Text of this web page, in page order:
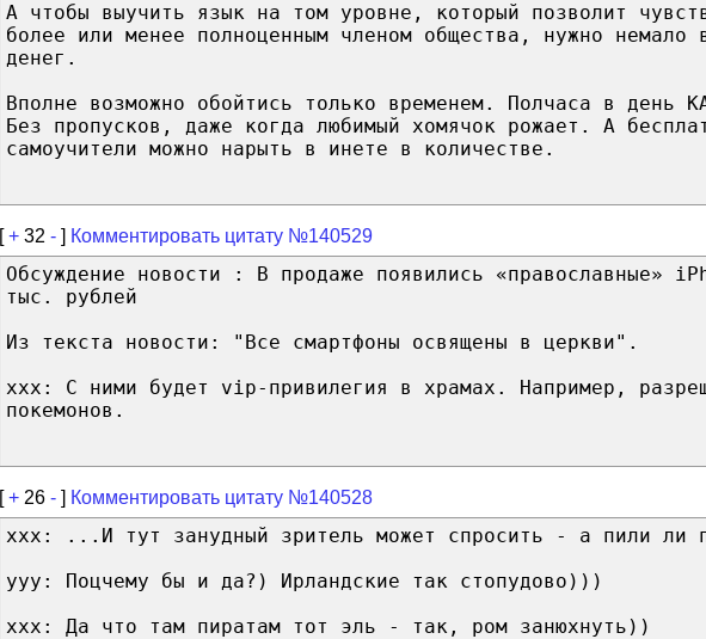
А чтобы выучить язык на том уровне, который позволит
более или менее полноценным членом общества, нужно немало
денег.
Вполне возможно обойтись только временем. Полчаса в день
Без пропусков, даже когда любимый хомячок рожает. А
самоучители можно нарыть в инете в количестве.
[+ 32 - ] Комментировать цитату №140529
Обсуждение новости : В продаже появились «православные»
тыс. рублей
Из текста новости: "Все смартфоны освящены в церкви".
xxx: С ними будет vip-привилегия в храмах. Например,
покемонов.
[+ 26 - ] Комментировать цитату №140528
xxx: ...И тут занудный зритель может спросить - а пили ли
yyy: Поцчему бы и да?) Ирландские так стопудово)))
xxx: Да что там пиратам тот эль - так, ром занюхнуть))